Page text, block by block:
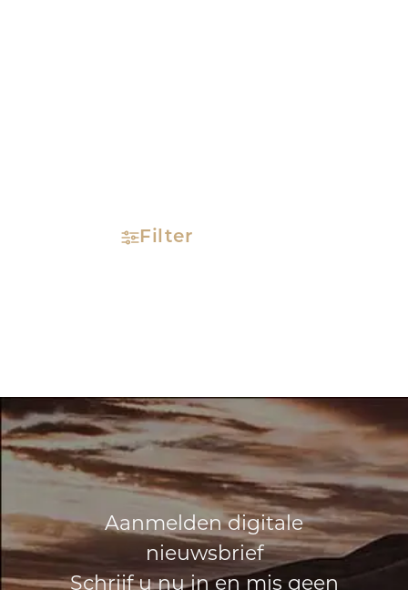
Filter
Aanmelden digitale
nieuwsbrief
Schrijf u nu in en mis geen